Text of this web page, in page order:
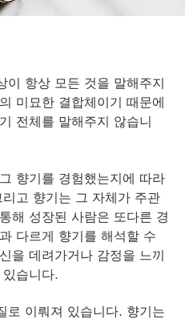
이 항상 모든 것을 말해주지
미묘한 결합체이기 때문에
전체를 말해주지 않습니
향기를 경험했는지에 따라
고 향기는 그 자체가 주관
해 성장된 사람은 또다른 경
다르게 향기를 해석할 수
을 데려가거나 감정을 느끼
습니다.
로 이뤄져 있습니다. 향기는